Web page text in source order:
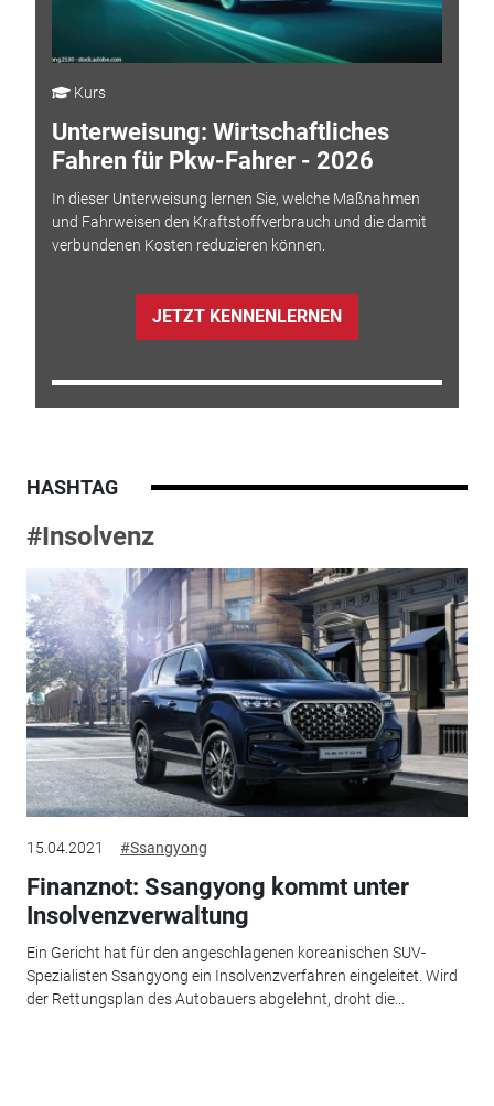
Kurs
Unterweisung: Wirtschaftliches
Fahren für Pkw-Fahrer - 2026
In dieser Unterweisung lernen Sie, welche Maßnahmen
und Fahrweisen den Kraftstoffverbrauch und die damit
verbundenen Kosten reduzieren können.
JETZT KENNENLERNEN
HASHTAG
#Insolvenz
15.04.2021 #Ssangyong
Finanznot: Ssangyong kommt unter
Insolvenzverwaltung
Ein Gericht hat für den angeschlagenen koreanischen SUV-
Spezialisten Ssangyong ein Insolvenzverfahren eingeleitet. Wird
der Rettungsplan des Autobauers abgelehnt, droht die...